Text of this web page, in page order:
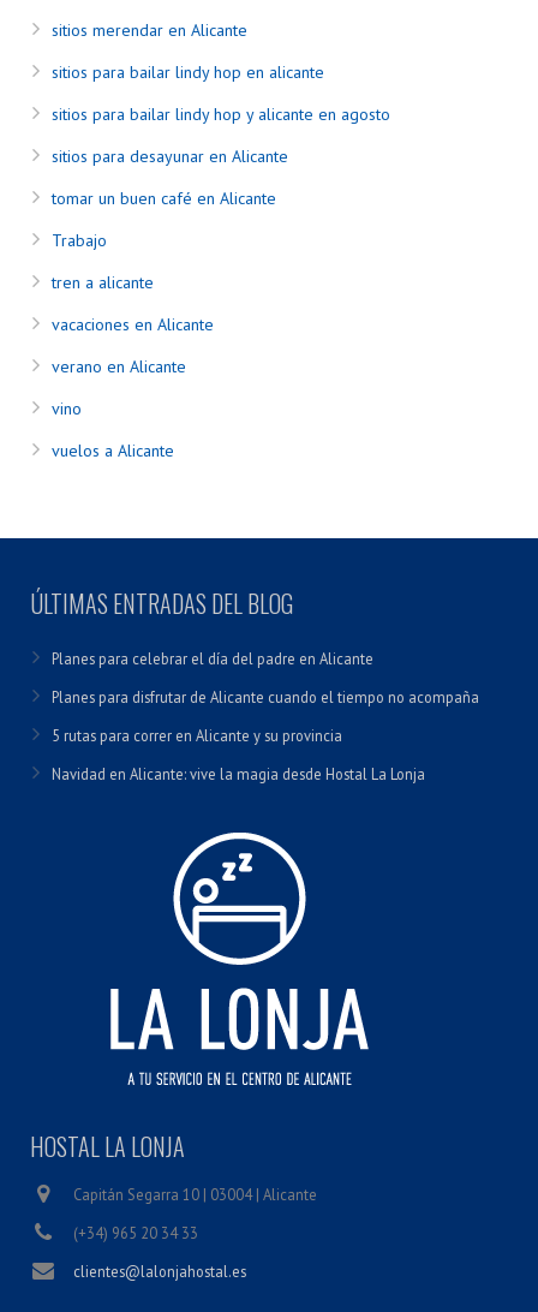
sitios merendar en Alicante
sitios para bailar lindy hop en alicante
sitios para bailar lindy hop y alicante en agosto
sitios para desayunar en Alicante
tomar un buen café en Alicante
Trabajo
tren a alicante
vacaciones en Alicante
verano en Alicante
vino
vuelos a Alicante
ÚLTIMAS ENTRADAS DEL BLOG
Planes para celebrar el día del padre en Alicante
Planes para disfrutar de Alicante cuando el tiempo no acompaña
5 rutas para correr en Alicante y su provincia
Navidad en Alicante: vive la magia desde Hostal La Lonja
HOSTAL LA LONJA
Capitán Segarra 10 | 03004 | Alicante
(+34) 965 20 34 33
clientes@lalonjahostal.es